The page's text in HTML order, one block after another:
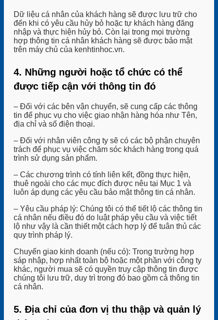
Dữ liệu cá nhân của khách hàng sẽ được lưu trữ cho
đến khi có yêu cầu hủy bỏ hoặc tự khách hàng đăng
nhập và thực hiện hủy bỏ. Còn lại trong mọi trường
hợp thông tin cá nhân khách hàng sẽ được bảo mật
trên máy chủ của kenhtinhoc.vn.
4. Những người hoặc tổ chức có thể
được tiếp cận với thông tin đó
– Đối với các bên vận chuyển, sẽ cung cấp các thông
tin để phục vụ cho việc giao nhận hàng hóa như Tên,
địa chỉ và số điện thoại.
– Đối với nhân viên công ty sẽ có các bộ phận chuyên
trách để phục vụ việc chăm sóc khách hàng trong quá
trình sử dụng sản phẩm.
– Các chương trình có tính liên kết, đồng thực hiện,
thuê ngoài cho các mục đích được nêu tại Mục 1 và
luôn áp dụng các yêu cầu bảo mật thông tin cá nhân.
– Yêu cầu pháp lý: Chúng tôi có thể tiết lộ các thông tin
cá nhân nếu điều đó do luật pháp yêu cầu và việc tiết
lộ như vậy là cần thiết một cách hợp lý để tuân thủ các
quy trình pháp lý.
Chuyển giao kinh doanh (nếu có): Trong trường hợp
sáp nhập, hợp nhất toàn bộ hoặc một phần với công ty
khác, người mua sẽ có quyền truy cập thông tin được
chúng tôi lưu trữ, duy trì trong đó bao gồm cả thông tin
cá nhân.
5. Địa chỉ của đơn vị thu thập và quản lý